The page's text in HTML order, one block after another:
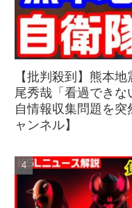
【批判殺到】熊本
尾秀哉「看過でき
自情報収集問題を
ャンネル】